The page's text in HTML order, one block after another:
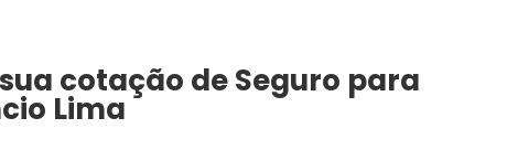
cotação deSeguro para
Lima